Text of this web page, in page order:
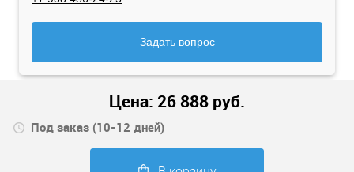
Задать вопрос
Цена: 26 888 руб.
Под заказ (10-12 дней)